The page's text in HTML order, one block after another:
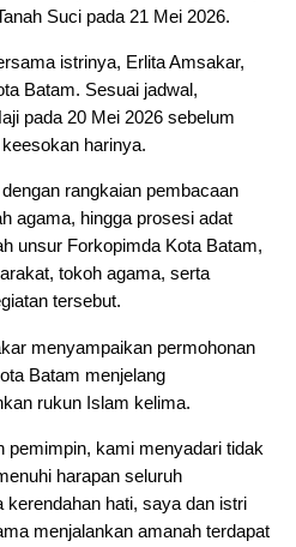
Suci pada 21 Mei 2026.
istrinya, Erlita Amsakar,
Batam. Sesuai jadwal,
pada 20 Mei 2026 sebelum
harinya.
rangkaian pembacaan
agama, hingga prosesi adat
unsur Forkopimda Kota Batam,
tokoh agama, serta
tersebut.
menyampaikan permohonan
Batam menjelang
rukun Islam kelima.
pemimpin, kami menyadari tidak
harapan seluruh
hati, saya dan istri
menjalankan amanah terdapat